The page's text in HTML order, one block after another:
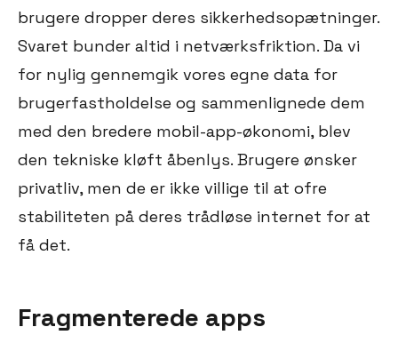
brugere dropper deres sikkerhedsopætninger.
Svaret bunder altid i netværksfriktion. Da vi
for nylig gennemgik vores egne data for
brugerfastholdelse og sammenlignede dem
med den bredere mobil-app-økonomi, blev
den tekniske kløft åbenlys. Brugere ønsker
privatliv, men de er ikke villige til at ofre
stabiliteten på deres trådløse internet for at
få det.
Fragmenterede apps